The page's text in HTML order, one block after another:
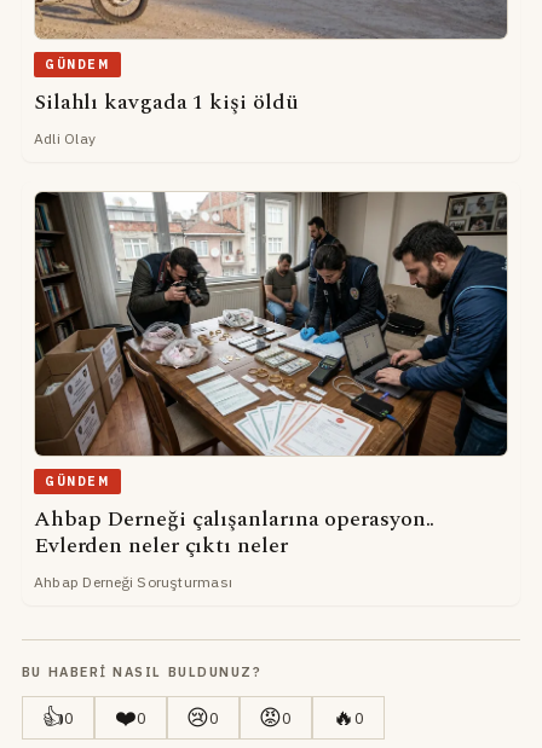
GÜNDEM
Silahlı kavgada 1 kişi öldü
Adli Olay
GÜNDEM
Ahbap Derneği çalışanlarına operasyon..
Evlerden neler çıktı neler
Ahbap Derneği Soruşturması
BU HABERI NASIL BULDUNUZ?
👍0 ❤️0 😢0 😡0 🔥0